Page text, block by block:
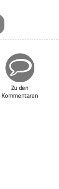
Zu den
Kommentaren